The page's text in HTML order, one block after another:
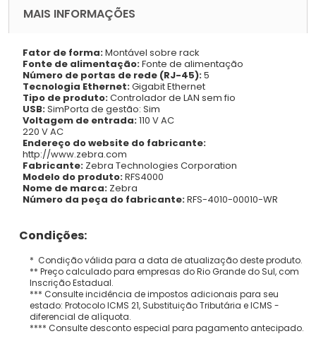
MAIS INFORMAÇÕES
Fator de forma:Montável sobre rack
Fonte de alimentação:Fonte de alimentação
Número de portas de rede (RJ-45):5
Tecnologia Ethernet:Gigabit Ethernet
Tipo de produto:Controlador de LAN sem fio
USB:SimPorta de gestão: Sim
Voltagem de entrada:110 V AC
220 V AC
Endereço do website do fabricante:
http://www.zebra.com
Fabricante: Zebra Technologies Corporation
Modelo do produto:RFS4000
Nome de marca: Zebra
Número da peça do fabricante:RFS-4010-00010-WR
Condições:
* Condição válida para a data de atualização deste produto.
** Preço calculado para empresas do Rio Grande do Sul, com
Inscrição Estadual.
*** Consulte incidência de impostos adicionais para seu
estado: Protocolo ICMS 21, Substituição Tributária e ICMS -
diferencial de alíquota.
**** Consulte desconto especial para pagamento antecipado.